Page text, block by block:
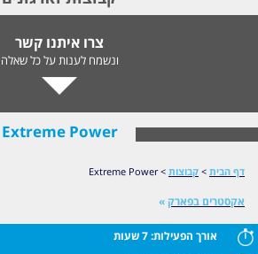
צרו איתנו קשר
ונשמח לענות על כל שאלה
Extreme Power
דף הבית > קבוצות >
Extreme Power
אקסטרים בפארק »
אורך הפעילות:7 שעות